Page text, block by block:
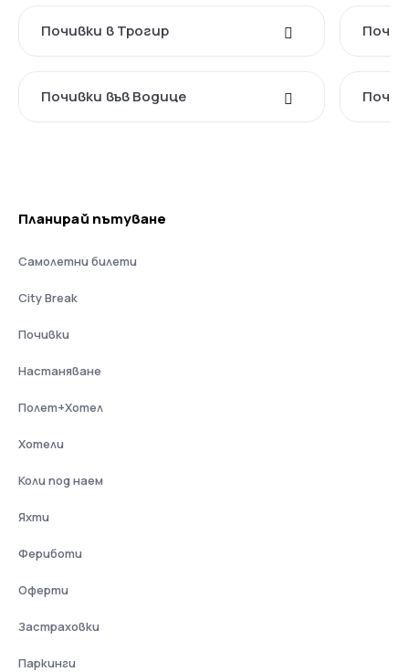
Почивки в Трогир
Почивки във Водице
Планирай пътуване
Самолетни билети
City Break
Почивки
Настаняване
Полет+Хотел
Хотели
Коли под наем
Яхти
Фериботи
Оферти
Застраховки
Паркинги